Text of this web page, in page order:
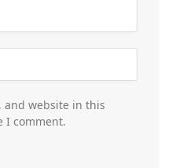
and website in this
I comment.